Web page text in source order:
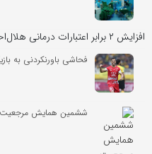
افزایش ۲ برابر اعتبارات درمانی هلال‌احمر تربت‌حیدریه
فحاشی باورنکردنی به
ششمین همایش مرجعیت